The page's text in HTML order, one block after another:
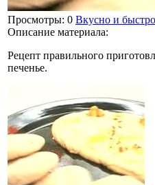
Просмотры: 0 Вкусно и быстро
Описание материала:
Рецепт правильного
печенье.